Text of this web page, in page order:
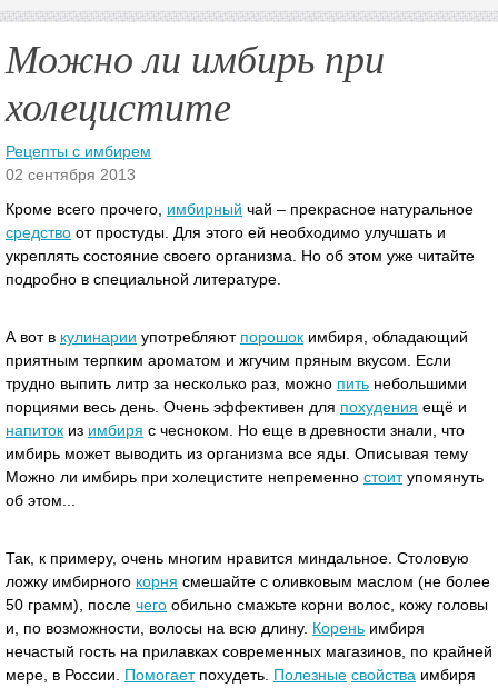
Можно ли имбирь при
холецистите
Рецепты с имбирем
02 сентября 2013
Кроме всего прочего, имбирный чай – прекрасное натуральное
средство от простуды. Для этого ей необходимо улучшать и
укреплять состояние своего организма. Но об этом уже читайте
подробно в специальной литературе.
А вот в кулинарии употребляют порошок имбиря, обладающий
приятным терпким ароматом и жгучим пряным вкусом.
Если
трудно выпить литр за несколько раз, можно пить небольшими
порциями весь день. Очень эффективен для похудения ещё и
напиток из имбиря с чесноком. Но еще в древности знали, что
имбирь может выводить из организма все яды. Описывая тему
Можно ли имбирь при холецистите непременно стоитупомянуть
об этом...
Так, к примеру, очень многим нравится миндальное. Столовую
ложку имбирного корня смешайте с оливковым маслом (не более
50 грамм), после чего обильно смажьте корни волос, кожу головы
и, по возможности, волосы на всю длину. Корень имбиря
нечастый гость на прилавках современных магазинов, по крайней
мере, в России. Помогаетпохудеть. Полезные свойства имбиря